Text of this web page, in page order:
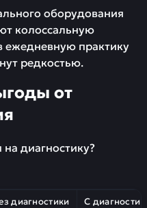
оборудования
колоссальную
практику
редкостью.
от
диагностику?
диагностики С